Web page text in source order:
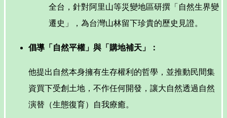
全台，針對阿里山等災變地區研撰「自然生界變
遷史」，為台灣山林留下珍貴的歷史見證。
倡導「自然平權」與「購地補天」：
他提出自然本身擁有生存權利的哲學，並推動民間集
資買下受創土地，不作任何開發，讓大自然透過自然
演替（生態復育）自我療癒。